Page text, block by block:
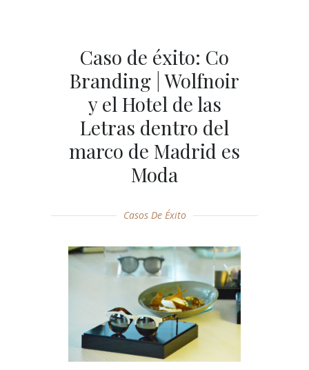
Caso de éxito: Co
Branding | Wolfnoir
y el Hotel de las
Letras dentro del
marco de Madrid es
Moda
Casos De Éxito